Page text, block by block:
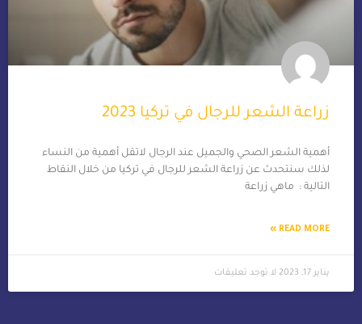
زراعة الشعر للرجال في تركيا 2023
أهمية الشعر الصحي والجميل عند الرجال لاتقل أهمية من النساء
لذلك سنتحدث عن زراعة الشعر للرجال في تركيا من خلال النقاط
التالية : ماهي زراعة
READ MORE »
يناير 17, 2023 لا توجد تعليقات